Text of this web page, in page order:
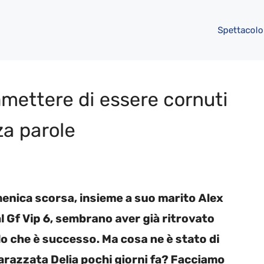
Spettacolo
di essere cornuti
parole
scorsa, insieme a suo marito Alex
Gf Vip 6, sembrano aver già ritrovato
è successo. Ma cosa ne è stato di
Delia pochi giorni fa? Facciamo